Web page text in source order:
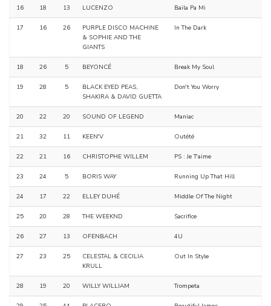
16 18 13 LUCENZO Baila Pa Mi
17 16 26
PURPLE DISCO MACHINE
& SOPHIE AND THE
GIANTS
In The Dark
18 26 5 BEYONCÉ Break My Soul
19 28 5
BLACK EYED PEAS,
SHAKIRA & DAVID GUETTA
Don't You Worry
20 22 20 SOUND OF LEGEND Maniac
21 32 11 KEEN'V Outété
22 21 16 CHRISTOPHE WILLEM PS : Je T'aime
23 24 5 BORIS WAY Running Up That Hill
24 17 22 ELLEY DUHÉ Middle Of The Night
25 20 28 THE WEEKND Sacrifice
26 27 13 OFENBACH 4U
27 23 25
CELESTAL & CECILIA
KRULL
Out In Style
28 19 20 WILLY WILLIAM Trompeta